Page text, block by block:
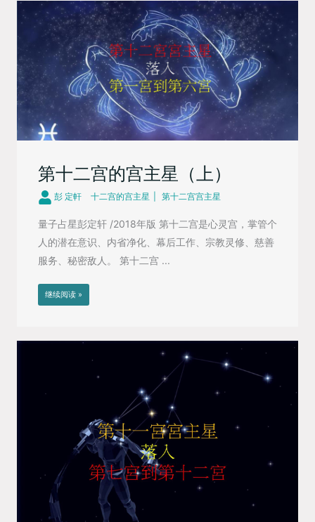
第十二宫的宫主星（上）
彭 定軒 十二宫的宫主星 第十二宫宫主星
量子占星彭定轩 /2018年版 第十二宫是心灵宫，掌管个
人的潜在意识、内省净化、幕后工作、宗教灵修、慈善
服务、秘密敌人。 第十二宫 ...
继续阅读 »